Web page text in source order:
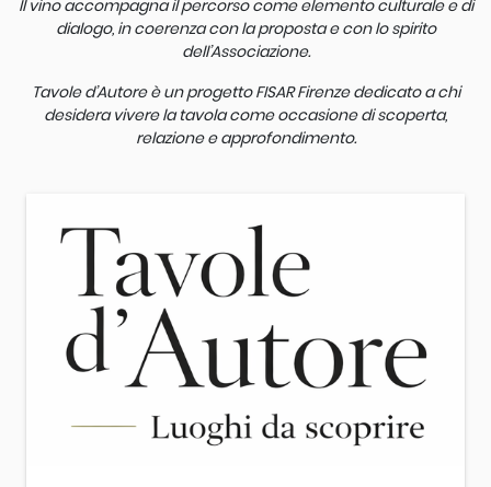
Il vino accompagna il percorso come elemento culturale e di
dialogo, in coerenza con la proposta e con lo spirito
dell’Associazione.
Tavole d’Autore è un progetto FISAR Firenze dedicato a chi
desidera vivere la tavola come occasione di scoperta,
relazione e approfondimento.